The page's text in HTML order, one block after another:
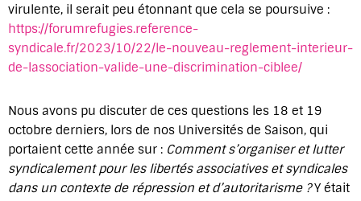
virulente, il serait peu étonnant que cela se poursuive :
https://forumrefugies.reference-
syndicale.fr/2023/10/22/le-nouveau-reglement-interieur-
de-lassociation-valide-une-discrimination-ciblee/
Nous avons pu discuter de ces questions les 18 et 19
octobre derniers, lors de nos Universités de Saison, qui
portaient cette année sur : Comment s’organiser et lutter
syndicalement pour les libertés associatives et syndicales
dans un contexte de répression et d’autoritarisme ?Y était